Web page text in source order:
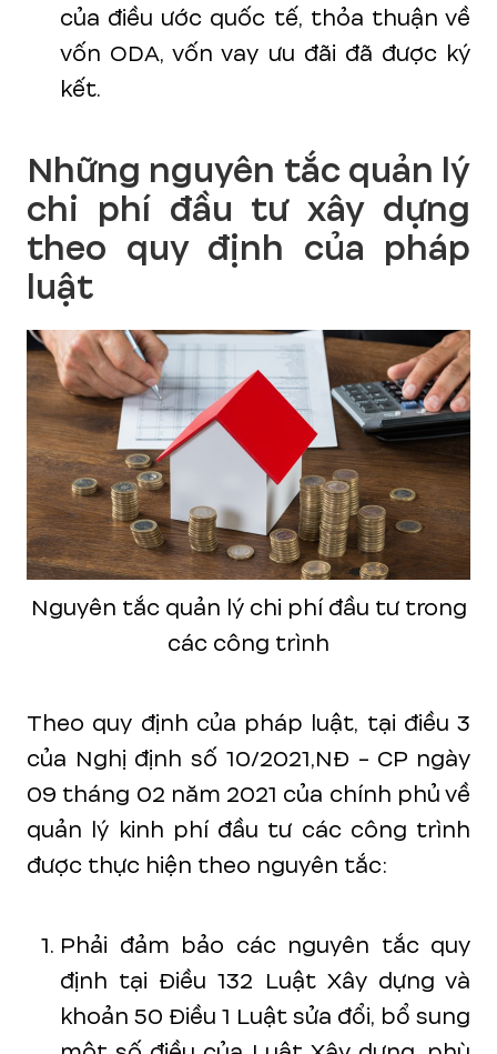
của điều ước quốc tế, thỏa thuận về
vốn ODA, vốn vay ưu đãi đã được ký
kết.
Những nguyên tắc quản lý
chi phí đầu tư xây dựng
theo quy định của pháp
luật
Nguyên tắc quản lý chi phí đầu tư trong
các công trình
Theo quy định của pháp luật, tại điều 3
của Nghị định số 10/2021,NĐ - CP ngày
09 tháng 02 năm 2021 của chính phủ về
quản lý kinh phí đầu tư các công trình
được thực hiện theo nguyên tắc:
Phải đảm bảo các nguyên tắc quy
định tại Điều 132 Luật Xây dựng và
khoản 50 Điều 1 Luật sửa đổi, bổ sung